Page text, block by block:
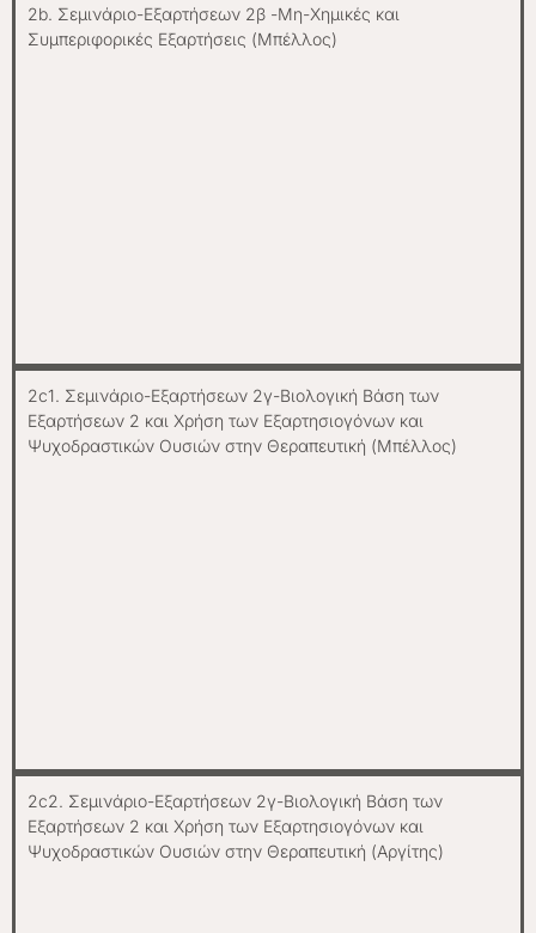
2b. Σεμινάριο-Εξαρτήσεων 2β -Μη-Χημικές και
Συμπεριφορικές Εξαρτήσεις (Μπέλλος)
2c1. Σεμινάριο-Εξαρτήσεων 2γ-Βιολογική Βάση των
Εξαρτήσεων 2 και Χρήση των Εξαρτησιογόνων και
Ψυχοδραστικών Ουσιών στην Θεραπευτική (Μπέλλος)
2c2. Σεμινάριο-Εξαρτήσεων 2γ-Βιολογική Βάση των
Εξαρτήσεων 2 και Χρήση των Εξαρτησιογόνων και
Ψυχοδραστικών Ουσιών στην Θεραπευτική (Αργίτης)